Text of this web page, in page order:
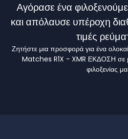
Αγόρασε ένα
και απόλαυσε υπέροχη
τιμές
Ζητήστε μια προσφορά για ένα
Matches R1X - XMR ΕΚΔΟΣΗ σε
φιλοξενίας